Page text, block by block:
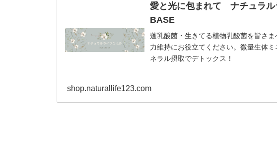
愛と光に包まれて ナチュラ
BASE
蓬乳酸菌・生きてる植物乳酸菌を皆さ
力維持にお役立てください。微量生体
ネラル摂取でデトックス！
shop.naturallife123.com